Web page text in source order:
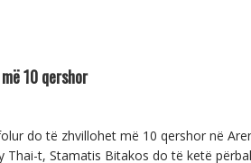
10 qershor
do të zhvillohet më 10 qershor në
t, Stamatis Bitakos do të ketë